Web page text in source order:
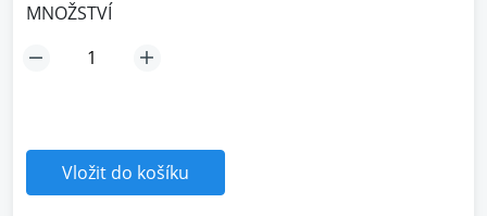
MNOŽSTVÍ
Vložit do košíku